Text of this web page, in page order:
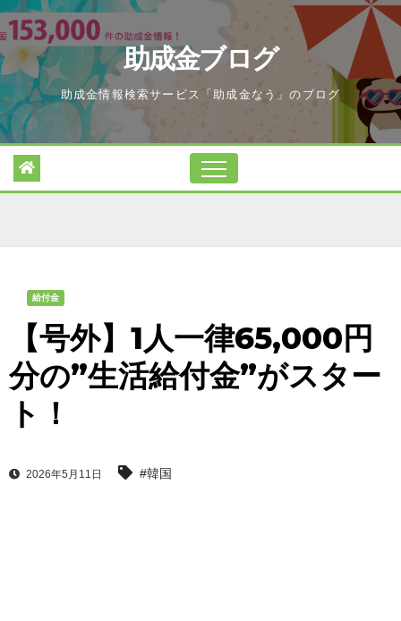
Skip
to
content
助成金ブログ
助成金情報検索サービス「助成金なう」のブログ
給付金
【号外】1人一律65,000円
分の”生活給付金”がスター
ト！
2026年5月11日 #韓国